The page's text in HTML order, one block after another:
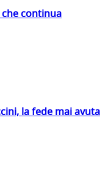
continua
la fede mai avuta